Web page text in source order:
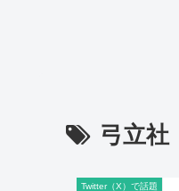
弓立社
Twitter（X）で話題